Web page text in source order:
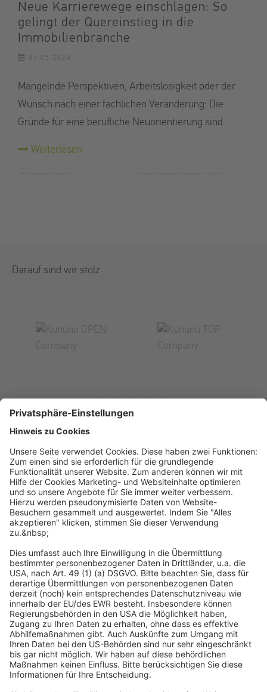
Neue Karrierewege einschlagen: So
gelingt der Quereinstieg in die
Immobilienbranche
01.05.2024
Mangelnde Perspektiven, Arbeitslosigkeit oder der
Wunsch nach einer fachlichen Veränderung: Die
Gründe für eine berufliche Neuorientierung sind…
Weiterlesen
Darauf sind wir stolz
Impressum Datenschutz
Cookie-Präferenzen
Kontakt